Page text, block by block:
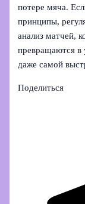
потере мяча.
принципы,
анализ матчей,
превращаются в
даже самой
Поделиться